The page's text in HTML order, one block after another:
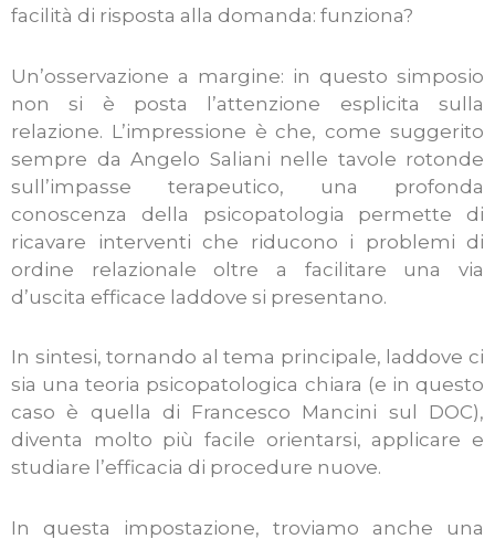
facilità di risposta alla domanda: funziona?
Un’osservazione a margine: in questo simposio
non si è posta l’attenzione esplicita sulla
relazione. L’impressione è che, come suggerito
sempre da Angelo Saliani nelle tavole rotonde
sull’impasse terapeutico, una profonda
conoscenza della psicopatologia permette di
ricavare interventi che riducono i problemi di
ordine relazionale oltre a facilitare una via
d’uscita efficace laddove si presentano.
In sintesi, tornando al tema principale, laddove ci
sia una teoria psicopatologica chiara (e in questo
caso è quella di Francesco Mancini sul DOC),
diventa molto più facile orientarsi, applicare e
studiare l’efficacia di procedure nuove.
In questa impostazione, troviamo anche una